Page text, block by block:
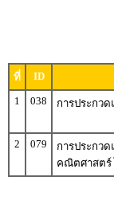
ที่ ID
1
038 การประกว
2 079
การประกว
คณิตศาสตร์